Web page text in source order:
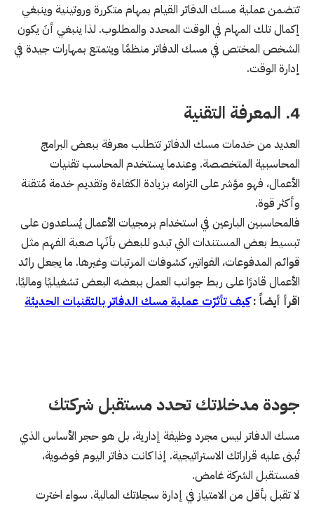
تتضمن عملية مسك الدفاتر القيام بمهام متكررة وروتينية وينبغي
إكمال تلك المهام في الوقت المحدد والمطلوب. لذا ينبغي أنَ يكون
الشخص المختص في مسك الدفاتر منظمًا ويتمتع بمهارات جيدة في
إدارة الوقت.
4. المعرفة التقنية
العديد من خدمات مسك الدفاتر تتطلب معرفة ببعض البرامج
المحاسبية المتخصصة. وعندما يستخدم المحاسب تقنيات
الأعمال، فهو مؤشر على التزامه بزيادة الكفاءة وتقديم خدمة مُتقنة
وأكثر قوة.
فالمحاسبين البارعين في استخدام برمجيات الأعمال يُساعدون على
تبسيط بعض المستندات التي تبدو للبعض بأنَها صعبة الفهم مثل
قوائم المدفوعات، الفواتير، كشوفات المرتبات وغيرها. ما يجعل رائد
الأعمال قادرًا على ربط جوانب العمل ببعضه البعض تشغيليًا وماليًا.
اقرأ أيضاً :كيف تأثرّت عملية مسك الدفاتر بالتقنيات الحديثة
جودة مدخلاتك تحدد مستقبل شركتك
مسك الدفاتر ليس مجرد وظيفة إدارية، بل هو حجر الأساس الذي
تُبنى عليه قراراتك الاستراتيجية. إذا كانت دفاتر اليوم فوضوية،
فمستقبل الشركة غامض.
لا تقبل بأقل من الامتياز في إدارة سجلاتك المالية. سواء اخترت